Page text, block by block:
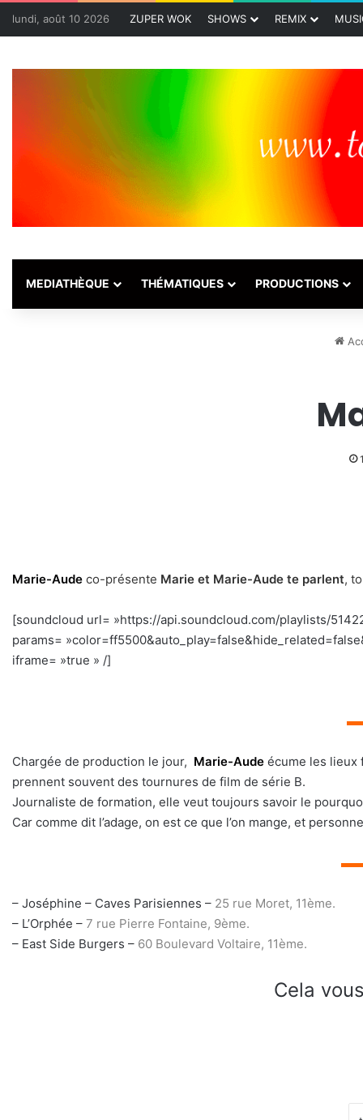
lundi, août 10 2026 ZUPER WOK SHOWS REMIX
MEDIATHÈQUE THÉMATIQUES PRODUCTIONS
Marie-Aude co-présente Marie et Marie-Aude te parlent,
[soundcloud url= »https://api.soundcloud.com/playlists/
params=
iframe= »true » /]
Chargée de production le jour, Marie-Aude écume les lieux
prennent souvent des tournures de film de série B.
Journaliste de formation, elle veut toujours savoir le
Car comme dit l’adage, on est ce que l’on mange, et
– Joséphine – Caves Parisiennes – 25 rue Moret, 11ème.
– L’Orphée – 7 rue Pierre Fontaine, 9ème.
– East Side Burgers – 60 Boulevard Voltaire, 11ème.
Cela